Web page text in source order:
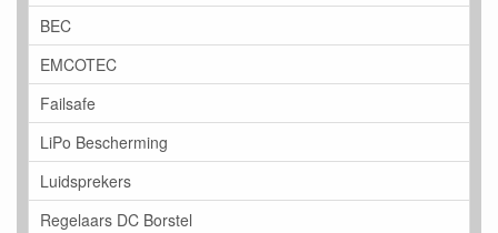
BEC
EMCOTEC
Failsafe
LiPo Bescherming
Luidsprekers
Regelaars DC Borstel